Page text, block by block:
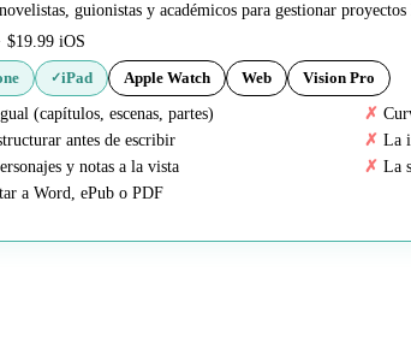
guionistas y académicos para gestionar
$19.99 iOS
✓iPad Apple Watch Web Vision Pro
(capítulos, escenas, partes)
antes de escribir
y notas a la vista
a Word, ePub o PDF
La
La